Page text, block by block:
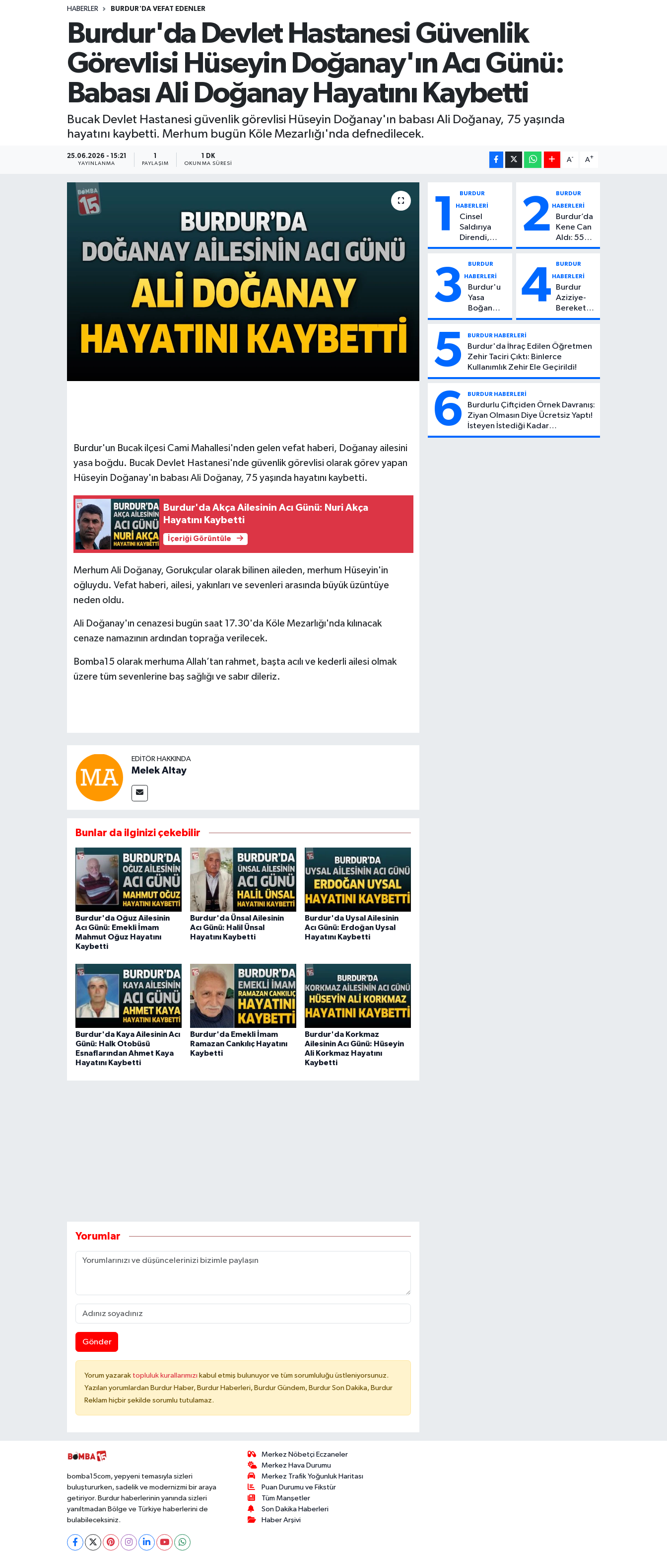
HABERLER BURDUR'DA VEFAT EDENLER
Burdur'da Devlet Hastanesi Güvenlik
Görevlisi Hüseyin Doğanay'ın Acı Günü:
Babası Ali Doğanay Hayatını Kaybetti
Bucak Devlet Hastanesi güvenlik görevlisi Hüseyin Doğanay'ın babası Ali Doğanay, 75 yaşında
hayatını kaybetti. Merhum bugün Köle Mezarlığı'nda defnedilecek.
25.06.2026 - 15:21
YAYINLANMA PAYLAŞIM
1 DK
OKUNMA SÜRESI
A- A+
Burdur'un Bucak ilçesi Cami Mahallesi'nden gelen vefat haberi, Doğanay ailesini
yasa boğdu. Bucak Devlet Hastanesi'nde güvenlik görevlisi olarak görev yapan
Hüseyin Doğanay'ın babası Ali Doğanay, 75 yaşında hayatını kaybetti.
Burdur'da Akça Ailesinin Acı Günü: Nuri Akça
Hayatını Kaybetti
İçeriği Görüntüle
Merhum Ali Doğanay, Gorukçular olarak bilinen aileden, merhum Hüseyin'in
oğluydu. Vefat haberi, ailesi, yakınları ve sevenleri arasında büyük üzüntüye
neden oldu.
Ali Doğanay'ın cenazesi bugün saat 17.30'da Köle Mezarlığı'nda kılınacak
cenaze namazının ardından toprağa verilecek.
Bomba15 olarak merhuma Allah’tan rahmet, başta acılı ve kederli ailesi olmak
üzere tüm sevenlerine baş sağlığı ve sabır dileriz.
EDITÖR HAKKINDA
Melek Altay
Bunlar da ilginizi çekebilir
Burdur'da Oğuz Ailesinin
Acı Günü: Emekli İmam
Mahmut Oğuz Hayatını
Kaybetti
Burdur'da Ünsal Ailesinin
Acı Günü: Halil Ünsal
Hayatını Kaybetti
Burdur'da Uysal Ailesinin
Acı Günü: Erdoğan Uysal
Hayatını Kaybetti
Burdur'da Kaya Ailesinin Acı
Günü: Halk Otobüsü
Esnaflarından Ahmet Kaya
Hayatını Kaybetti
Burdur'da Emekli İmam
Ramazan Cankılıç Hayatını
Kaybetti
Burdur'da Korkmaz
Ailesinin Acı Günü: Hüseyin
Ali Korkmaz Hayatını
Kaybetti
Yorumlar
Gönder
Yorum yazarak topluluk kurallarımızı kabul etmiş bulunuyor ve tüm sorumluluğu üstleniyorsunuz.
Yazılan yorumlardan Burdur Haber, Burdur Haberleri, Burdur Gündem, Burdur Son Dakika, Burdur
Reklam hiçbir şekilde sorumlu tutulamaz.
1 BURDUR
HABERLERİ
Cinsel
Saldırıya
Direndi,
Başından
Çocuktan
Kötü Haber!
2 BURDUR
HABERLERİ
Burdur’da
Kene Can
Aldı: 55
Yaşındaki
Kaybetti
3 BURDUR
HABERLERİ
Burdur'u
Yasa
Boğan
Ölüm:
Can Atıcı
Genç
Yaşta
Yaşamını
Yitirdi
4 BURDUR
HABERLERİ
Burdur
Aziziye-
Bereket
Köyü
Feci Kaza:
1 Ölü, 2
Yaralı
5 BURDUR HABERLERİ
Burdur'da İhraç Edilen Öğretmen
Zehir Taciri Çıktı: Binlerce
Kullanımlık Zehir Ele Geçirildi!
6 BURDUR HABERLERİ
Burdurlu Çiftçiden Örnek Davranış:
Ziyan Olmasın Diye Ücretsiz Yaptı!
İsteyen İstediği Kadar
Toplayabilecek
bomba15com, yepyeni temasıyla sizleri
buluştururken, sadelik ve modernizmi bir araya
getiriyor. Burdur haberlerinin yanında sizleri
yanıltmadan Bölge ve Türkiye haberlerini de
bulabileceksiniz.
Merkez Nöbetçi Eczaneler
Merkez Hava Durumu
Merkez Trafik Yoğunluk Haritası
Puan Durumu ve Fikstür
Tüm Manşetler
Son Dakika Haberleri
Haber Arşivi